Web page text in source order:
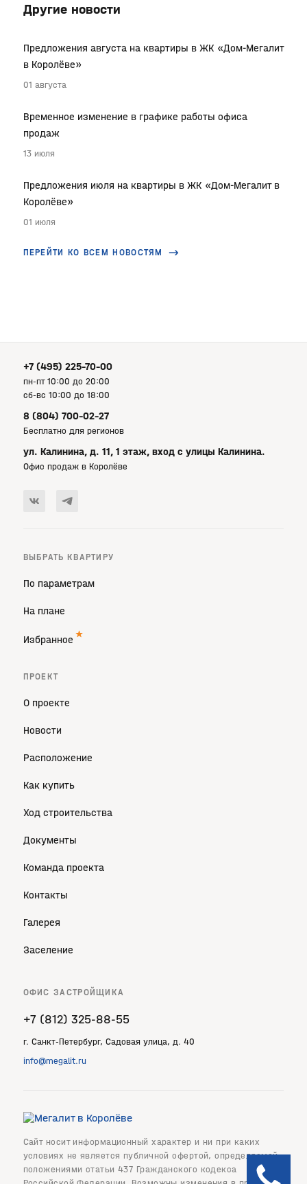
Другие новости
ПЕРЕЙТИ КО ВСЕМ НОВОСТЯМ
Предложения августа на квартиры в ЖК «Дом-Мегалит
в Королёве»
01 августа
Временное изменение в графике работы офиса
продаж
13 июля
Предложения июля на квартиры в ЖК «Дом-Мегалит в
Королёве»
01 июля
+7 (495) 225-70-00
пн-пт 10:00 до 20:00
сб-вс 10:00 до 18:00
8 (804) 700-02-27
Бесплатно для регионов
ул. Калинина, д. 11, 1 этаж, вход с улицы Калинина.
Офис продаж в Королёве
ПРОЕКТ
О проекте
Новости
Расположение
Как купить
Ход строительства
Документы
Команда проекта
Контакты
Галерея
Заселение
ВЫБРАТЬ КВАРТИРУ
По параметрам
На плане
Избранное
ОФИС ЗАСТРОЙЩИКА
+7 (812) 325‐88‐55
г. Санкт‐Петербург, Садовая улица, д. 40
info@megalit.ru
Сайт носит информационный характер и ни при каких
условиях не является публичной офертой, определяемой
положениями статьи 437 Гражданского кодекса